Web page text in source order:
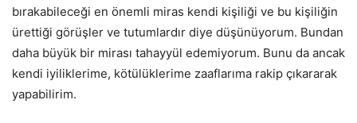
bırakabileceği en önemli miras kendi kişiliği ve bu kişiliğin
ürettiği görüşler ve tutumlardır diye düşünüyorum. Bundan
daha büyük bir mirası tahayyül edemiyorum. Bunu da ancak
kendi iyiliklerime, kötülüklerime zaaflarıma rakip çıkararak
yapabilirim.